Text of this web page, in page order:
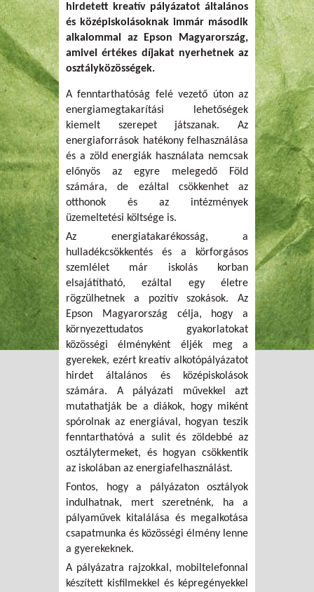
hirdetett kreatív pályázatot általános
és középiskolásoknak immár második
alkalommal az Epson Magyarország,
amivel értékes díjakat nyerhetnek az
osztályközösségek.
A fenntarthatóság felé vezető úton az
energiamegtakarítási lehetőségek
kiemelt szerepet játszanak. Az
energiaforrások hatékony felhasználása
és a zöld energiák használata nemcsak
előnyös az egyre melegedő Föld
számára, de ezáltal csökkenhet az
otthonok és az intézmények
üzemeltetési költsége is.
Az energiatakarékosság, a
hulladékcsökkentés és a körforgásos
szemlélet már iskolás korban
elsajátítható, ezáltal egy életre
rögzülhetnek a pozitív szokások. Az
Epson Magyarország célja, hogy a
környezettudatos gyakorlatokat
közösségi élményként éljék meg a
gyerekek, ezért kreatív alkotópályázatot
hirdet általános és középiskolások
számára. A pályázati művekkel azt
mutathatják be a diákok, hogy miként
spórolnak az energiával, hogyan teszik
fenntarthatóvá a sulit és zöldebbé az
osztálytermeket, és hogyan csökkentik
az iskolában az energiafelhasználást.
Fontos, hogy a pályázaton osztályok
indulhatnak, mert szeretnénk, ha a
pályaművek kitalálása és megalkotása
csapatmunka és közösségi élmény lenne
a gyerekeknek.
A pályázatra rajzokkal, mobiltelefonnal
készített kisfilmekkel és képregényekkel